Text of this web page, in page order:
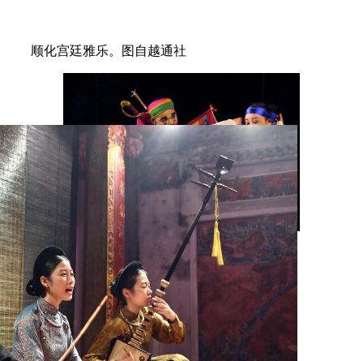
顺化宫廷雅乐。图自越通社
嘲剧——具有浓郁越南文化特色的传统舞
台艺术。图自越通社